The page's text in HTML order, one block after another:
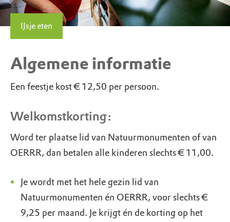
IJsje eten
Algemene informatie
Een feestje kost € 12,50 per persoon.
Welkomstkorting:
Word ter plaatse lid van Natuurmonumenten of van
OERRR, dan betalen alle kinderen slechts € 11,00.
Je wordt met het hele gezin lid van
Natuurmonumenten én OERRR, voor slechts €
9,25 per maand. Je krijgt én de korting op het